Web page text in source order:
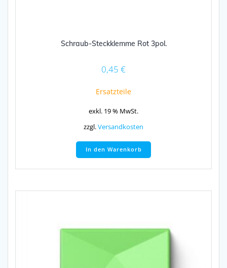
Schraub-Steckklemme Rot 3pol.
0,45 €
Ersatzteile
exkl. 19 % MwSt.
zzgl.Versandkosten
In den Warenkorb